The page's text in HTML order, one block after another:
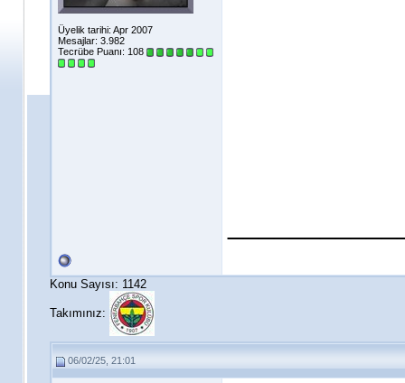
Üyelik tarihi: Apr 2007
Mesajlar: 3.982
Tecrübe Puanı: 108
Konu Sayısı: 1142
Takımınız:
06/02/25, 21:01